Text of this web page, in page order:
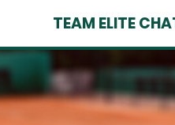
TEAM ELITE